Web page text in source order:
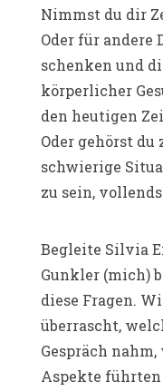
Nimmst du dir
Oder für andere
schenken und
körperlicher
den heutigen
Oder gehörst du
schwierige
zu sein,
Begleite Silvia
Gunkler (mich)
diese Fragen.
überrascht,
Gespräch
Aspekte